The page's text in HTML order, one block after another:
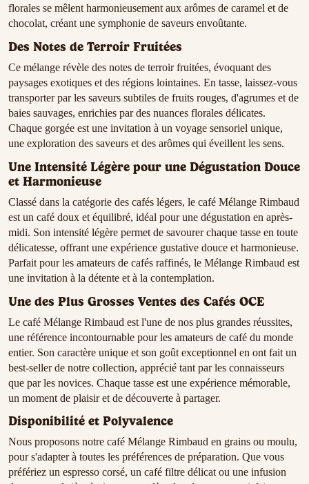
florales se mêlent harmonieusement aux arômes de caramel et de
chocolat, créant une symphonie de saveurs envoûtante.
Des Notes de Terroir Fruitées
Ce mélange révèle des notes de terroir fruitées, évoquant des
paysages exotiques et des régions lointaines. En tasse, laissez-vous
transporter par les saveurs subtiles de fruits rouges, d'agrumes et de
baies sauvages, enrichies par des nuances florales délicates.
Chaque gorgée est une invitation à un voyage sensoriel unique,
une exploration des saveurs et des arômes qui éveillent les sens.
Une Intensité Légère pour une Dégustation Douce
et Harmonieuse
Classé dans la catégorie des cafés légers, le café Mélange Rimbaud
est un café doux et équilibré, idéal pour une dégustation en après-
midi. Son intensité légère permet de savourer chaque tasse en toute
délicatesse, offrant une expérience gustative douce et harmonieuse.
Parfait pour les amateurs de cafés raffinés, le Mélange Rimbaud est
une invitation à la détente et à la contemplation.
Une des Plus Grosses Ventes des Cafés OCE
Le café Mélange Rimbaud est l'une de nos plus grandes réussites,
une référence incontournable pour les amateurs de café du monde
entier. Son caractère unique et son goût exceptionnel en ont fait un
best-seller de notre collection, apprécié tant par les connaisseurs
que par les novices. Chaque tasse est une expérience mémorable,
un moment de plaisir et de découverte à partager.
Disponibilité et Polyvalence
Nous proposons notre café Mélange Rimbaud en grains ou moulu,
pour s'adapter à toutes les préférences de préparation. Que vous
préfériez un espresso corsé, un café filtre délicat ou une infusion